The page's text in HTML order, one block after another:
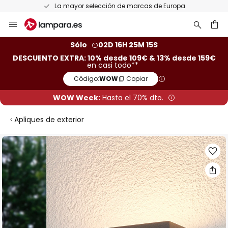
La mayor selección de marcas de Europa
al
Sólo
02D 16H 25M 15S
DESCUENTO EXTRA: 10% desde 109€ & 13% desde 159€
en casi todo**
Código:WOW Copiar
WOW Week: Hasta el 70% dto.
Apliques de exterior
Saltar
al
final
de
la
galería
de